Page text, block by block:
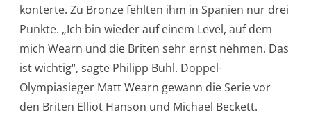
konterte. Zu Bronze fehlten ihm in Spanien nur drei
Punkte. „Ich bin wieder auf einem Level, auf dem
mich Wearn und die Briten sehr ernst nehmen. Das
ist wichtig“, sagte Philipp Buhl. Doppel-
Olympiasieger Matt Wearn gewann die Serie vor
den Briten Elliot Hanson und Michael Beckett.